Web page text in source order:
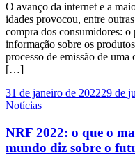
O avanço da internet e a
idades provocou, entre
compra dos consumidores: o
informação sobre os
processo de emissão de
[…]
31 de janeiro de 202229 de
Notícias
NRF 2022: o que o
mundo diz sobre o